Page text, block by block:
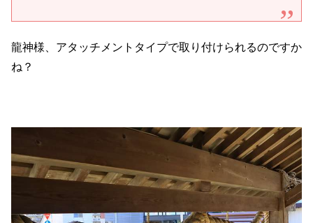
龍神様、アタッチメントタイプで取り付けられるのですか
ね？